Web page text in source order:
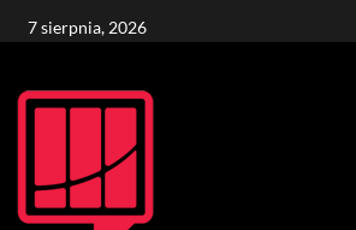
7 sierpnia, 2026